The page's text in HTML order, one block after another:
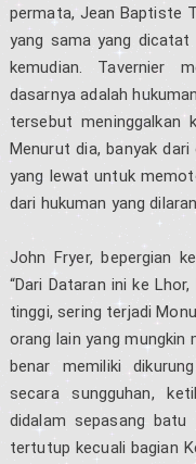
permata, Jean Baptiste
yang sama yang
kemudian. Tavernier
dasarnya adalah
tersebut meninggalkan
Menurut dia, banyak
yang lewat untuk
dari hukuman yang
John Fryer, bepergian
“Dari Dataran ini ke
tinggi, sering terjadi
orang lain yang mungkin
benar memiliki
secara sungguhan,
didalam sepasang
tertutup kecuali bagian